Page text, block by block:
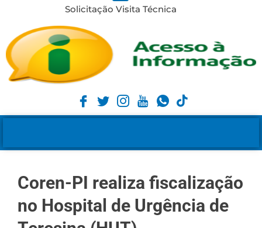
Solicitação Visita Técnica
Coren-PI realiza fiscalização
no Hospital de Urgência de